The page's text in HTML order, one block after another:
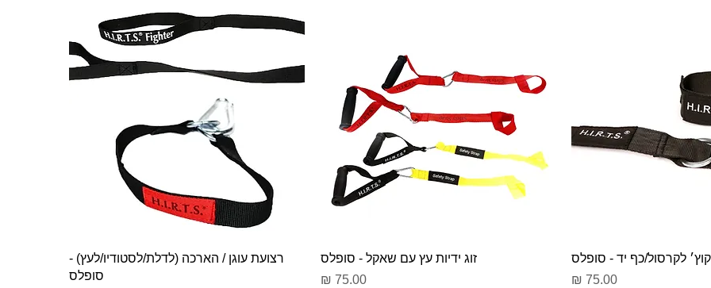
לקרסול/כף יד - סופלס
מחיר
זוג ידיות עץ עם שאקל - סופלס
מחיר‏75.00 ‏₪
רצועת עוגן / הארכה (לדלת/לסטודיו/לעץ) -
סופלס